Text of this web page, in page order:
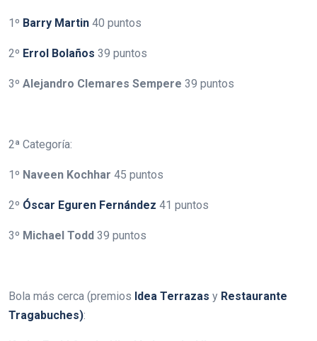
1º Barry Martin 40 puntos
2º Errol Bolaños 39 puntos
3º Alejandro Clemares Sempere 39 puntos
2ª Categoría:
1º Naveen Kochhar 45 puntos
2º Óscar Eguren Fernández 41 puntos
3º Michael Todd 39 puntos
Bola más cerca (premios Idea Terrazas y Restaurante
Tragabuches):